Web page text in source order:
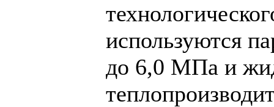
используются
до 6,0 МПа и